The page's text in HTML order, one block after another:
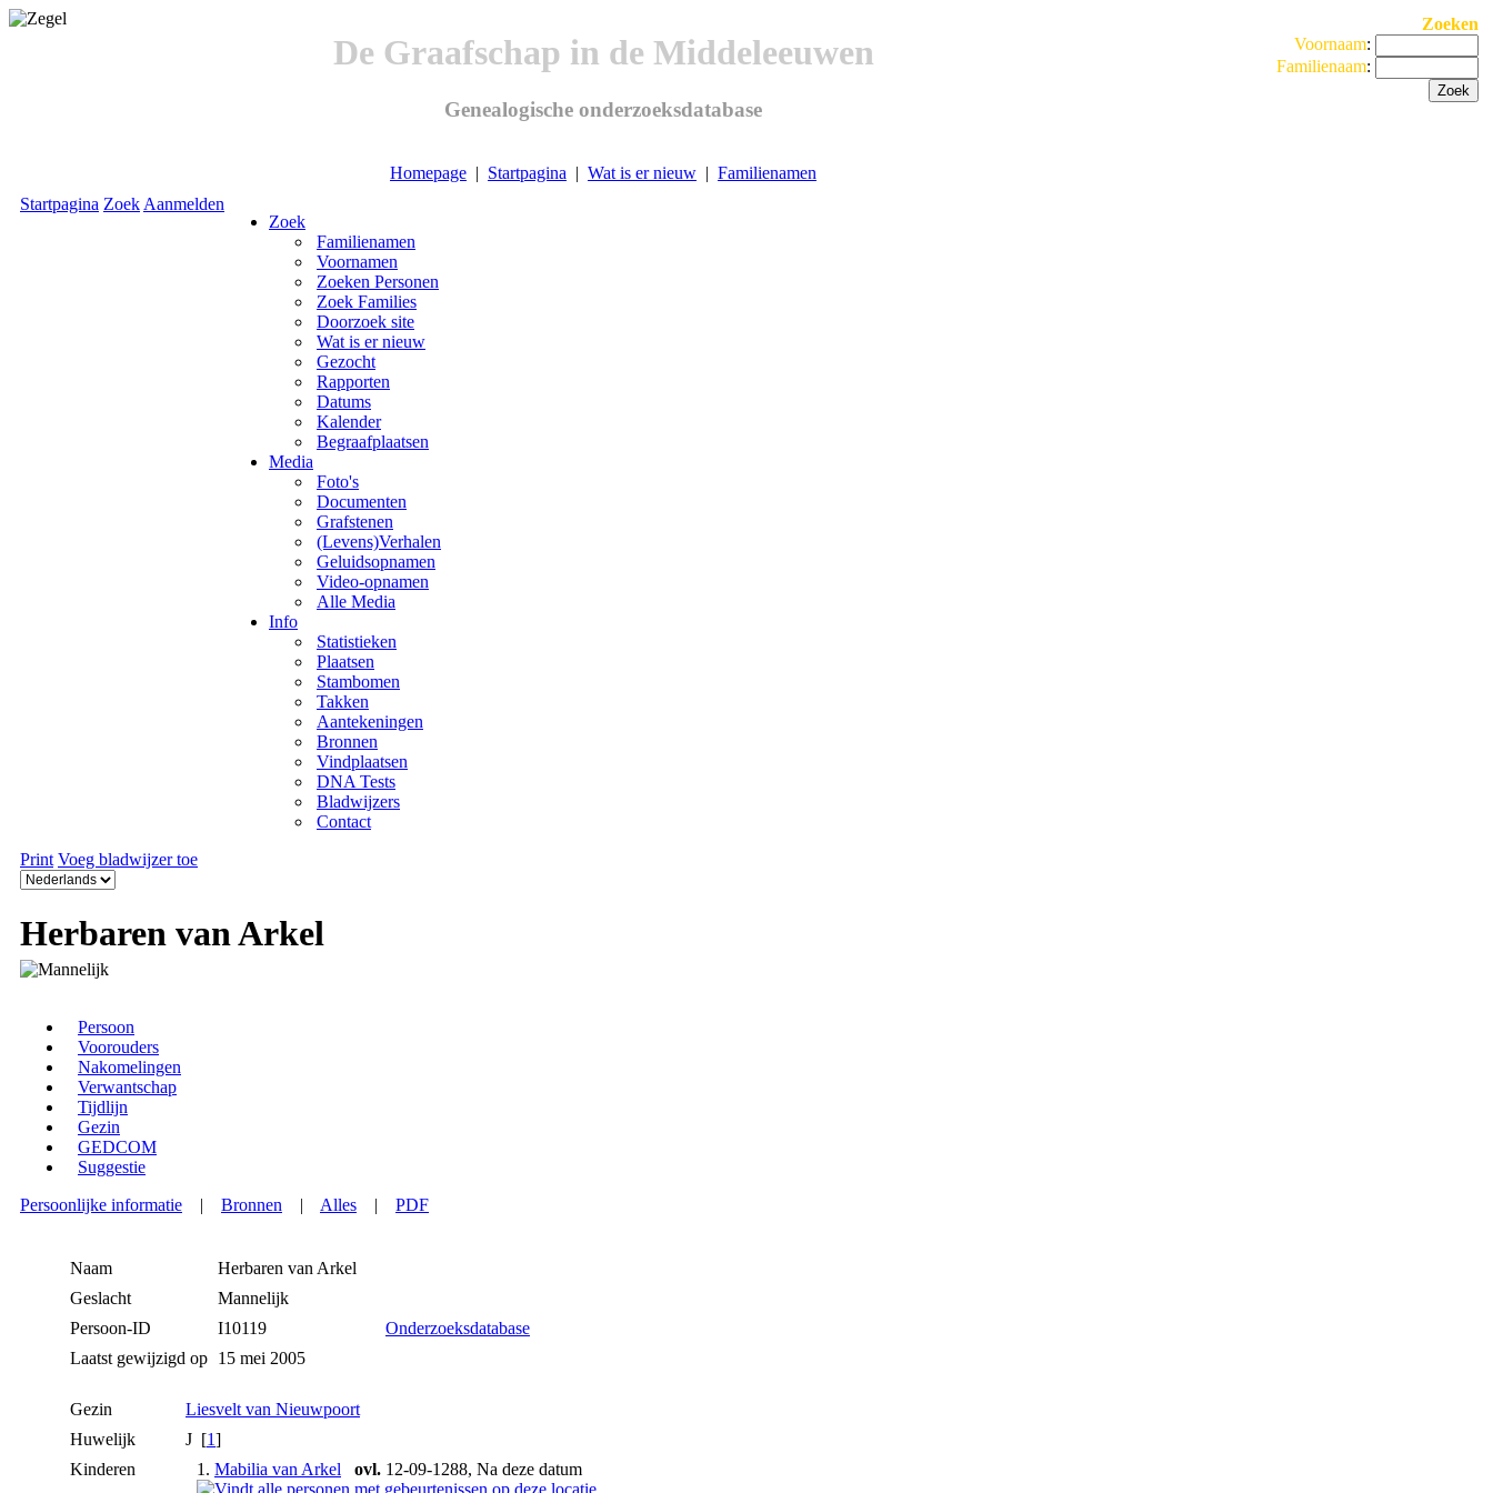
De Graafschap in de Middeleeuwen
Genealogische onderzoeksdatabase
Homepage | Startpagina | Wat is er nieuw | Familienamen
Zoeken
Voornaam:
Familienaam:
Startpagina Zoek Aanmelden
Zoek
Familienamen
Voornamen
Zoeken Personen
Zoek Families
Doorzoek site
Wat is er nieuw
Gezocht
Rapporten
Datums
Kalender
Begraafplaatsen
Media
Foto's
Documenten
Grafstenen
(Levens)Verhalen
Geluidsopnamen
Video-opnamen
Alle Media
Info
Statistieken
Plaatsen
Stambomen
Takken
Aantekeningen
Bronnen
Vindplaatsen
DNA Tests
Bladwijzers
Contact
Print Voeg bladwijzer toe
Herbaren van Arkel
Persoon
Voorouders
Nakomelingen
Verwantschap
Tijdlijn
Gezin
GEDCOM
Suggestie
Persoonlijke informatie | Bronnen | Alles | PDF
Naam Herbaren van Arkel
Geslacht
Mannelijk
Persoon-ID
I10119
Onderzoeksdatabase
Laatst gewijzigd op 15 mei 2005
Gezin
Liesvelt van Nieuwpoort
Huwelijk
J [1]
Kinderen
1. Mabilia van Arkel ovl. 12-09-1288, Na deze datum